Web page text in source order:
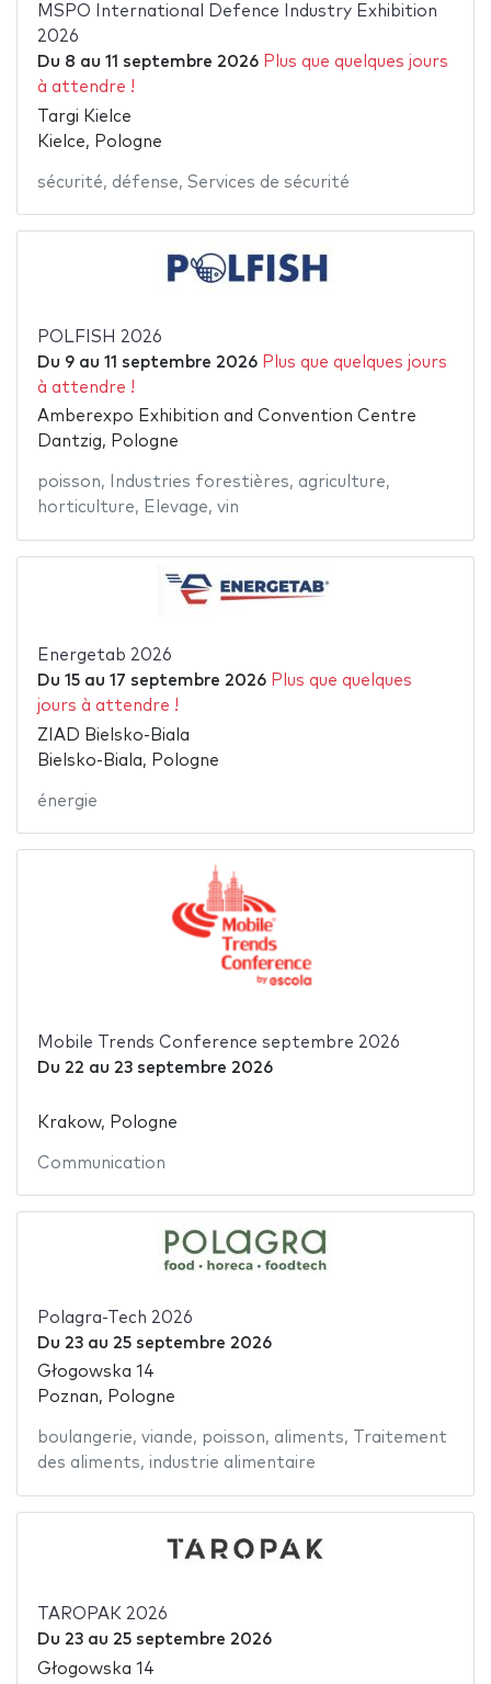
MSPO International Defence Industry Exhibition
2026
Du 8 au 11 septembre 2026 Plus que quelques jours
à attendre !
Targi Kielce
Kielce, Pologne
sécurité, défense, Services de sécurité
POLFISH 2026
Du 9au 11 septembre 2026 Plus que quelques jours
à attendre !
Amberexpo Exhibition and Convention Centre
Dantzig, Pologne
poisson, Industries forestières, agriculture,
horticulture, Elevage, vin
Energetab 2026
Du 15au 17 septembre 2026 Plus que quelques
jours à attendre !
ZIAD Bielsko-Biala
Bielsko-Biala, Pologne
énergie
Mobile Trends Conference septembre 2026
Du 22 au 23 septembre 2026
Krakow, Pologne
Communication
Polagra-Tech 2026
Du 23au 25 septembre 2026
Głogowska 14
Poznan, Pologne
boulangerie, viande, poisson, aliments,
Traitement
des aliments, industrie alimentaire
TAROPAK 2026
Du 23au 25 septembre 2026
Głogowska 14